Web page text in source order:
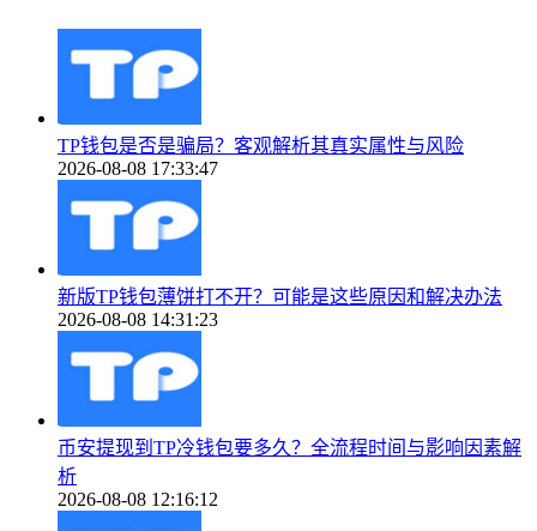
TP钱包是否是骗局？客观解析其真实属性与风险
2026-08-08 17:33:47
新版TP钱包薄饼打不开？可能是这些原因和解决办法
2026-08-08 14:31:23
币安提现到TP冷钱包要多久？全流程时间与影响因素解
析
2026-08-08 12:16:12